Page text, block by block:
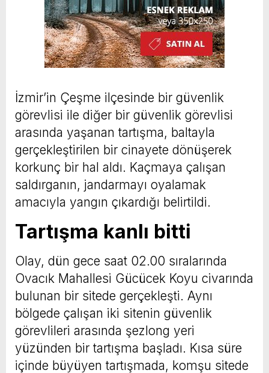
İzmir’in Çeşme ilçesinde bir güvenlik
görevlisi ile diğer bir güvenlik görevlisi
arasında yaşanan tartışma, baltayla
gerçekleştirilen bir cinayete dönüşerek
korkunç bir hal aldı. Kaçmaya çalışan
saldırganın, jandarmayı oyalamak
amacıyla yangın çıkardığı belirtildi.
Tartışma kanlı bitti
Olay, dün gece saat 02.00 sıralarında
Ovacık Mahallesi Gücücek Koyu civarında
bulunan bir sitede gerçekleşti. Aynı
bölgede çalışan iki sitenin güvenlik
görevlileri arasında şezlong yeri
yüzünden bir tartışma başladı. Kısa süre
içinde büyüyen tartışmada, komşu sitede